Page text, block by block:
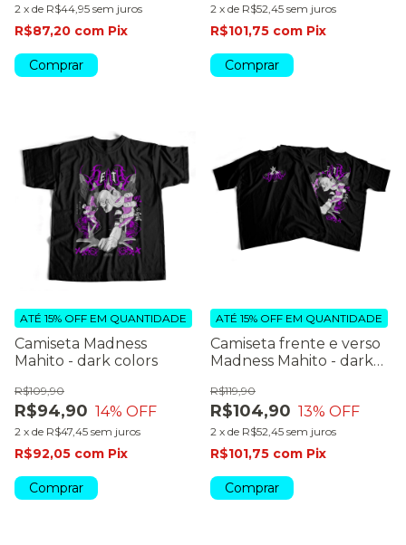
2 x de R$44,95 sem juros
R$87,20 com Pix
Comprar
2 x de R$52,45 sem juros
R$101,75 com Pix
Comprar
Camiseta Madness
Mahito - dark colors
R$94,90
R$109,90
14% OFF
2 x de R$47,45 sem juros
ATÉ 15% OFF EM QUANTIDADE
R$92,05 com Pix
Comprar
Camiseta frente e verso
Madness Mahito - dark
R$104,90
R$119,90
13% OFF
2 x de R$52,45 sem juros
ATÉ 15% OFF EM QUANTIDADE
R$101,75 com Pix
Comprar